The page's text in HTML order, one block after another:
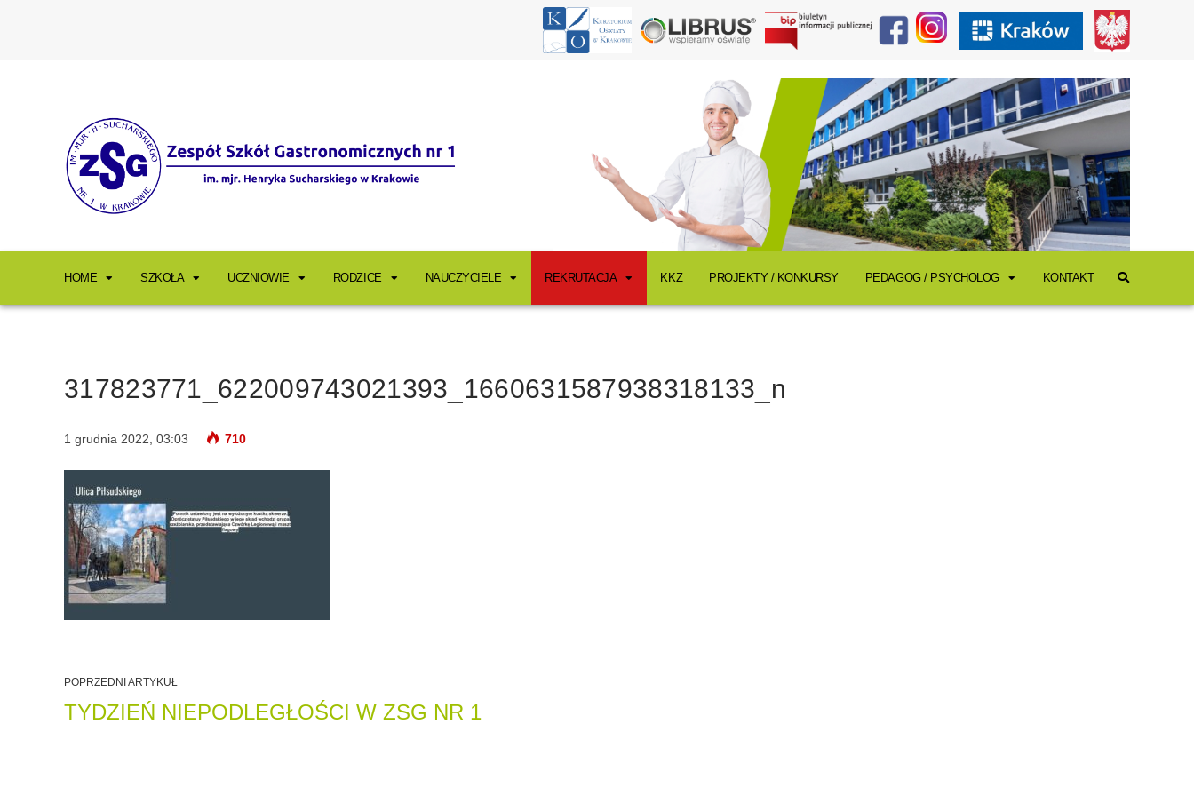
HOME SZKOŁA UCZNIOWIE RODZICE NAUCZYCIELE REKRUTACJA KKZ PROJEKTY / KONKURSY PEDAGOG / PSYCHOLOG KONTAKT
317823771_622009743021393_1660631587938318133_n
1 grudnia 2022, 03:03 710
POPRZEDNI ARTYKUŁ
TYDZIEŃ NIEPODLEGŁOŚCI W ZSG NR 1